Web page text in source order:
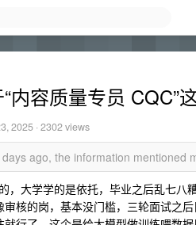
内容质量专员 CQC”
2025 · 2302 views
ago, the information mentioned
，大学学的是依托，毕业之后乱七八
核的岗，基本没门槛，三轮面试之